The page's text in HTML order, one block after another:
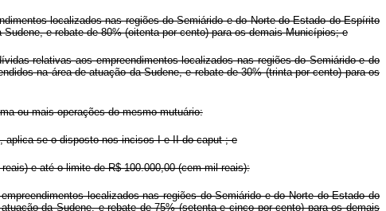
localizados nas regiões do Semiárido e do Norte do Estado do Espírito
e rebate de 80% (oitenta por cento) para os demais Municípios; e
relativas aos empreendimentos localizados nas regiões do Semiárido e do
na área de atuação da Sudene, e rebate de 30% (trinta por cento) para os
ou mais operações do mesmo mutuário:
aplica-se o disposto nos incisos I e II docaput; e
e até o limite de R$ 100.000,00 (cem mil reais):
localizados nas regiões do Semiárido e do Norte do Estado do
da Sudene, e rebate de 75% (setenta e cinco por cento) para os demais